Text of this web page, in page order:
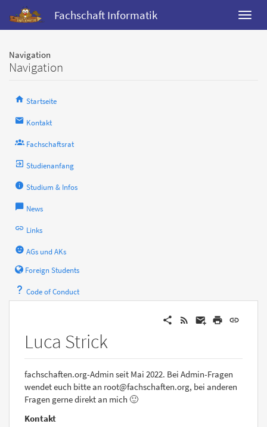
Fachschaft Informatik
Navigation
Navigation
Startseite
Kontakt
Fachschaftsrat
Studienanfang
Studium & Infos
News
Links
AGs und AKs
Foreign Students
Code of Conduct
Luca Strick
fachschaften.org-Admin seit Mai 2022. Bei Admin-Fragen
wendet euch bitte an root@fachschaften.org, bei anderen
Fragen gerne direkt an mich 🙂
Kontakt